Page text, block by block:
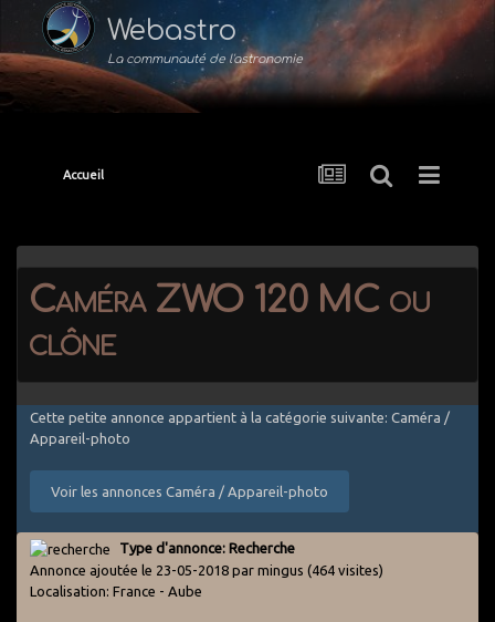
Webastro
La communauté de l'astronomie
Accueil
Caméra ZWO 120 MC ou
clône
Cette petite annonce appartient à la catégorie suivante: Caméra /
Appareil-photo
Voir les annonces Caméra / Appareil-photo
Type d'annonce: Recherche
Annonce ajoutée le 23-05-2018 par mingus (464 visites)
Localisation: France - Aube